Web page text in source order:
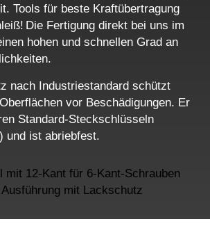
Tools für beste Kraftübertragung
Die Fertigung direkt bei uns im
hohen und schnellen Grad an
nach Industriestandard schützt
vor Beschädigungen. Er
Standard-Steckschlüsseln
und ist abriebfest.